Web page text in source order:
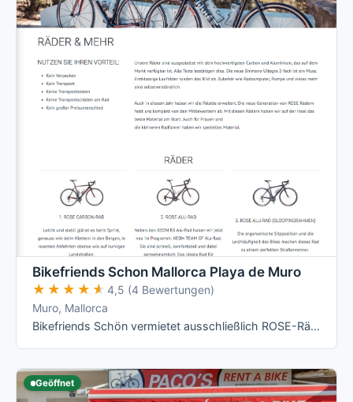
Bikefriends Schon Mallorca Playa de Muro
★★★★★
★★★★★ 4,5 (4 Bewertungen)
Muro, Mallorca
Bikefriends Schön vermietet ausschließlich ROSE-Räder direkt an drei Hotelstationen zwischen Puerto de Alcúdia und Playa de Muro – von …
Geöffnet